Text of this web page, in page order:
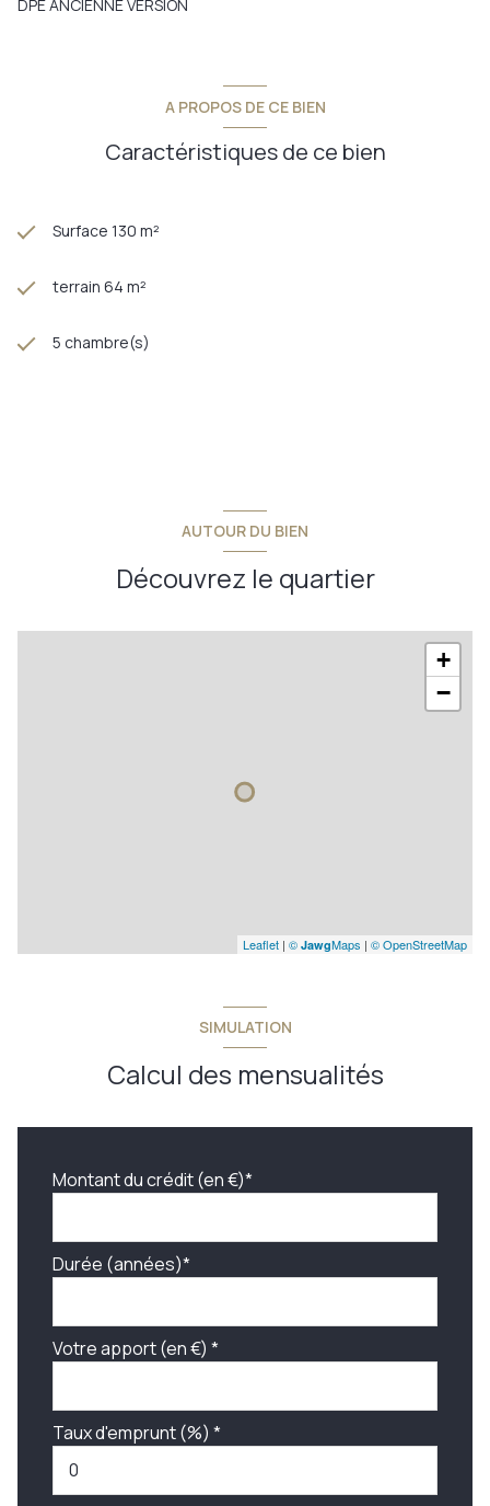
DPE ANCIENNE VERSION
A PROPOS DE CE BIEN
Caractéristiques de ce bien
Surface 130 m²
terrain 64 m²
5 chambre(s)
AUTOUR DU BIEN
Découvrez le quartier
+
−
Leaflet | © JawgMaps | © OpenStreetMap
SIMULATION
Calcul des mensualités
Montant du crédit (en €)*
Durée (années)*
Votre apport (en €) *
Taux d'emprunt (%) *